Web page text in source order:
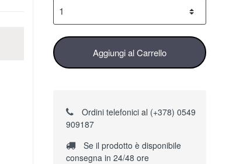
Aggiungi al Carrello
Ordini telefonici al (+378) 0549
909187
Se il prodotto è disponibile
consegna in 24/48 ore